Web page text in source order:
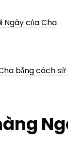
Ngày của Cha
bằng cách sử